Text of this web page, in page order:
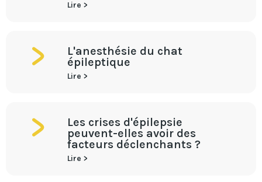
Lire >
L'anesthésie du chat
épileptique
Lire >
Les crises d'épilepsie
peuvent-elles avoir des
facteurs déclenchants ?
Lire >